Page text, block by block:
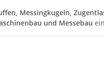
Messingkugeln,
und Messebau